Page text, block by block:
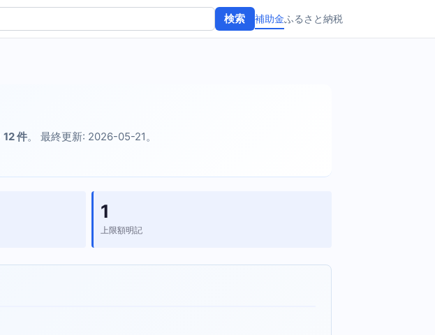
検索 補助金ふるさと納税
12 件。 最終更新: 2026-05-21。
1
上限額明記